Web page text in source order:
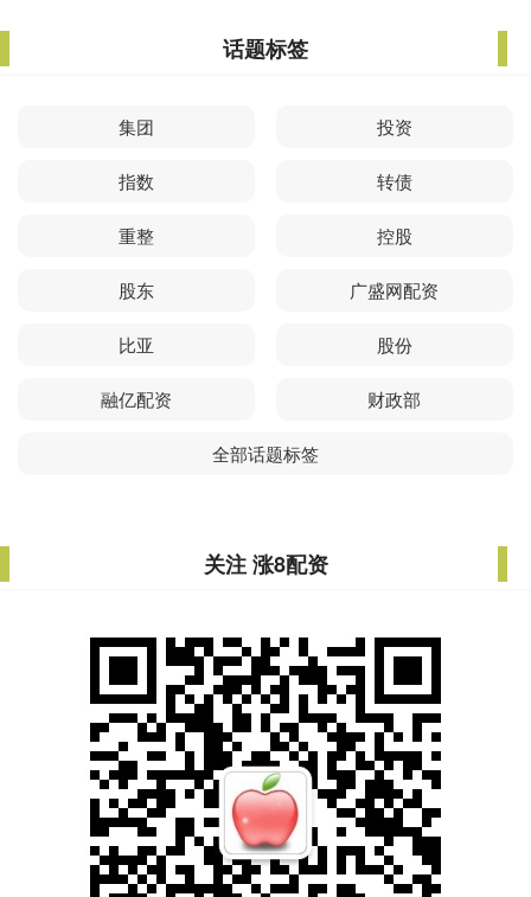
话题标签
集团 投资
指数 转债
重整 控股
股东 广盛网配资
比亚 股份
融亿配资 财政部
全部话题标签
关注 涨8配资